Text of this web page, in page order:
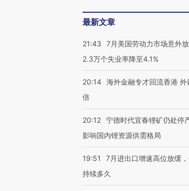
最新文章
21:43
7月美国劳动力市场意外
2.3万个失业率降至4.1%
20:14 海外金融专才回流香港
倍
20:12 宁德时代宜春锂矿仍处停
影响国内锂资源供需格局
19:51
7月进出口增速高位放缓
持续多久